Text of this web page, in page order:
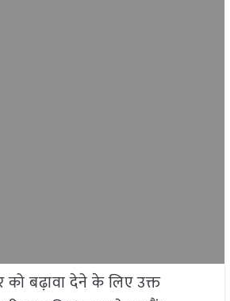
को बढ़ावा देने के लिए उक्त